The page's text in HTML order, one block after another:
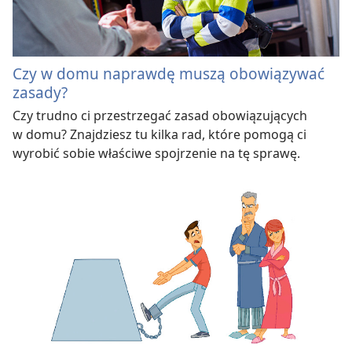
Czy w domu naprawdę muszą obowiązywać
zasady?
Czy trudno ci przestrzegać zasad obowiązujących
w domu? Znajdziesz tu kilka rad, które pomogą ci
wyrobić sobie właściwe spojrzenie na tę sprawę.